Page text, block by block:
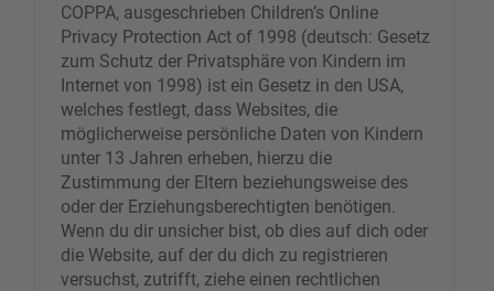
COPPA, ausgeschrieben Children’s Online
Privacy Protection Act of 1998 (deutsch: Gesetz
zum Schutz der Privatsphäre von Kindern im
Internet von 1998) ist ein Gesetz in den USA,
welches festlegt, dass Websites, die
möglicherweise persönliche Daten von Kindern
unter 13 Jahren erheben, hierzu die
Zustimmung der Eltern beziehungsweise des
oder der Erziehungsberechtigten benötigen.
Wenn du dir unsicher bist, ob dies auf dich oder
die Website, auf der du dich zu registrieren
versuchst, zutrifft, ziehe einen rechtlichen